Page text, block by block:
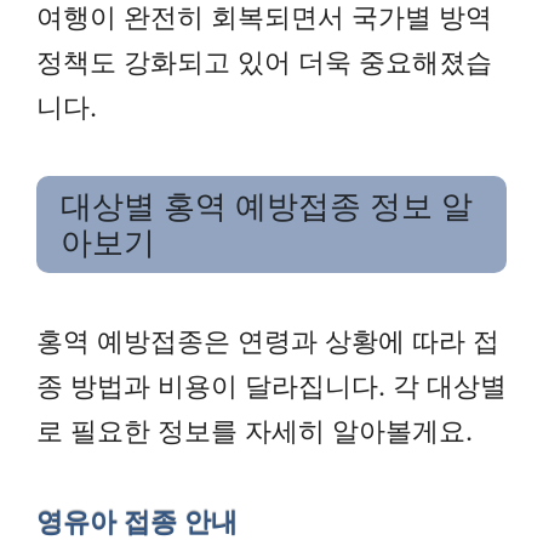
여행이 완전히 회복되면서 국가별 방역
정책도 강화되고 있어 더욱 중요해졌습
니다.
대상별 홍역 예방접종 정보 알
아보기
홍역 예방접종은 연령과 상황에 따라 접
종 방법과 비용이 달라집니다. 각 대상별
로 필요한 정보를 자세히 알아볼게요.
영유아 접종 안내